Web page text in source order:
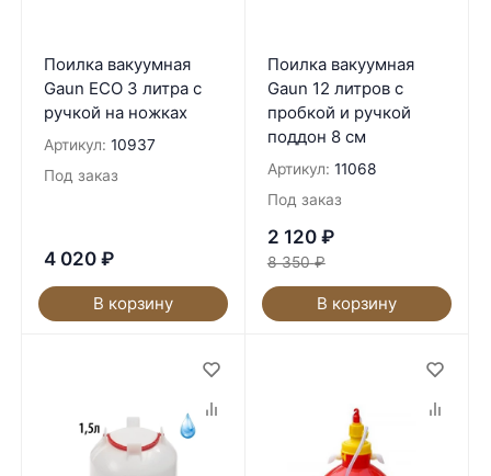
Поилка вакуумная
Gaun ECO 3 литра с
ручкой на ножках
Артикул: 10937
Под заказ
4 020 ₽
В корзину
Поилка вакуумная
Gaun 12 литров с
пробкой и ручкой
поддон 8 см
Артикул: 11068
Под заказ
2 120 ₽
8 350 ₽
В корзину